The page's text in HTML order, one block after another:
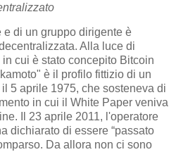
e di un gruppo dirigente è
Alla luce di
cui è stato concepito Bitcoin
è il profilo fittizio di un
5 aprile 1975, che sosteneva di
in cui il White Paper veniva
Il 23 aprile 2011, l'operatore
dichiarato di essere “passato
Da allora non ci sono